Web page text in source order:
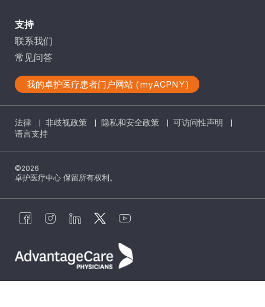
支持
联系我们
常见问答
我的卓护医疗患者门户网站 (myACPNY)
法律 | 非歧视政策 | 隐私和安全政策 | 可访问性声明
|
语言支持
©2026
卓护医疗中心 保留所有权利。